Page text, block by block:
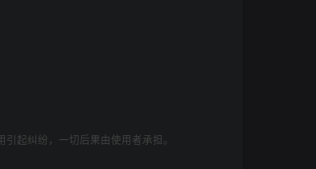
起纠纷，一切后果由使用者承担。